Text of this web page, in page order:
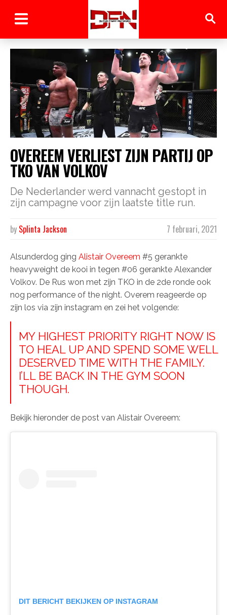
OVEREEM VERLIEST ZIJN PARTIJ OP
TKO VAN VOLKOV
De Nederlander werd vannacht gestopt in
zijn campagne voor zijn laatste title run.
7 februari, 2021
by Splinta Jackson
Alsunderdog ging Alistair Overeem #5 gerankte
heavyweight de kooi in tegen #06 gerankte Alexander
Volkov. De Rus won met zijn TKO in de 2de ronde ook
nog performance of the night. Overem reageerde op
zijn los via zijn instagram en zei het volgende:
MY HIGHEST PRIORITY RIGHT NOW IS
TO HEAL UP AND SPEND SOME WELL
DESERVED TIME WITH THE FAMILY.
I’LL BE BACK IN THE GYM SOON
THOUGH.
Bekijk hieronder de post van Alistair Overeem:
DIT BERICHT BEKIJKEN OP INSTAGRAM